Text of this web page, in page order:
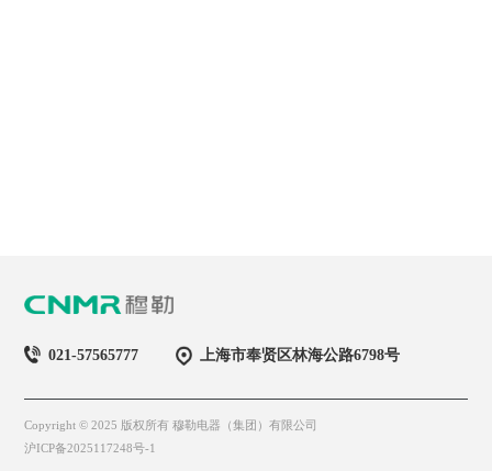
021-57565777 上海市奉贤区林海公路6798号
Copyright © 2025 版权所有 穆勒电器（集团）有限公司
沪ICP备2025117248号-1